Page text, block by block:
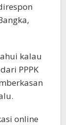
kalau
PPPK
online